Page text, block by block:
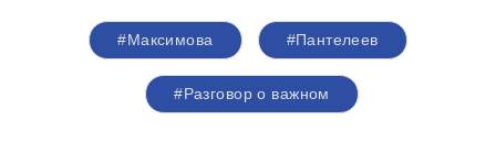
#Максимова #Пантелеев
#Разговор о важном